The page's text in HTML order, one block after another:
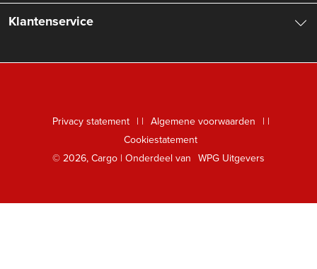
Vacatures
Nieuwsbrief
Contactinformatie
Foreign Rights
Klantenservice
FAQ Boekenwebshop
Privacy statement | Algemene voorwaarden
|
Cookiestatement
© 2026, Cargo | Onderdeel van WPG Uitgevers